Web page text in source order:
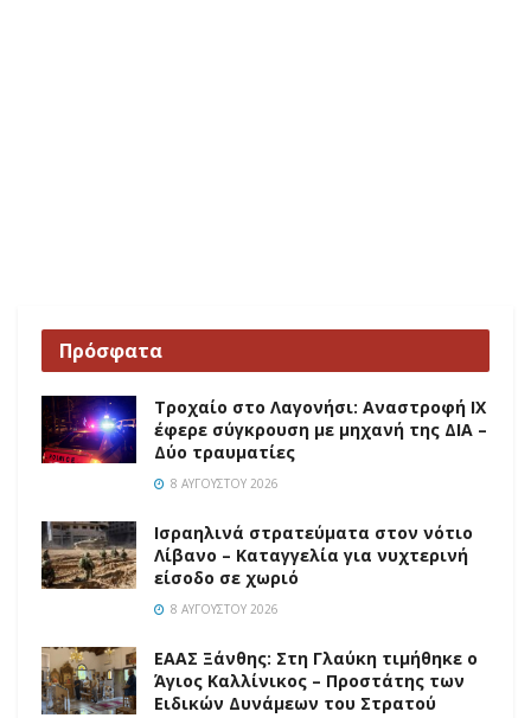
Πρόσφατα
Τροχαίο στο Λαγονήσι: Αναστροφή ΙΧ
έφερε σύγκρουση με μηχανή της ΔΙΑ –
Δύο τραυματίες
8 ΑΥΓΟΎΣΤΟΥ 2026
Ισραηλινά στρατεύματα στον νότιο
Λίβανο – Καταγγελία για νυχτερινή
είσοδο σε χωριό
8 ΑΥΓΟΎΣΤΟΥ 2026
EAAΣ Ξάνθης: Στη Γλαύκη τιμήθηκε ο
Άγιος Καλλίνικος – Προστάτης των
Ειδικών Δυνάμεων του Στρατού